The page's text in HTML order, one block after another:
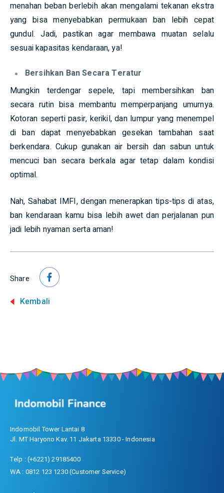
menahan beban berlebih akan mengalami tekanan ekstra
yang bisa menyebabkan permukaan ban lebih cepat
gundul. Jadi, pastikan agar membawa muatan selalu
sesuai kapasitas kendaraan, ya!
Bersihkan Ban Secara Teratur
Mungkin terdengar sepele, tapi membersihkan ban
secara rutin bisa membantu memperpanjang umurnya.
Kotoran seperti pasir, kerikil, dan lumpur yang menempel
di ban dapat menyebabkan gesekan tambahan saat
berkendara. Cukup gunakan air bersih dan sabun untuk
mencuci ban secara berkala agar tetap dalam kondisi
optimal.
Nah, Sahabat IMFI, dengan menerapkan tips-tips di atas,
ban kendaraan kamu bisa lebih awet dan perjalanan pun
jadi lebih nyaman serta aman!
Share
Kembali
Indomobil Tower Lantai 8
Jl. MT Haryono Kav. 11 Jakarta 13330 - Indonesia
Telp : (+6221) 29185400
WA : 0812 123 1230 (Customer Service)